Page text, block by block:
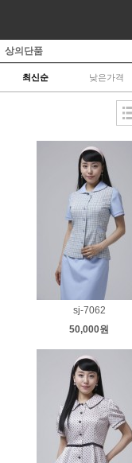
상의단품
최신순 낮은가격
sj-7062
50,000원